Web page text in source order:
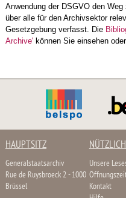
Anwendung der DSGVO den
über alle für den Archivsektor
Gesetzgebung verfasst. Die
Archive'können Sie einsehen oder
HAUPTSITZ
Generalstaatsarchiv
Rue de Ruysbroeck 2 - 1000
Brüssel
Unsere
Kontakt